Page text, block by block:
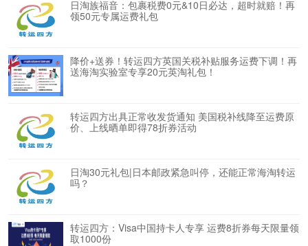
日淘族福音：包裹税费0元&10日必达，超时就赔！再
领50元专属运费礼包
降价+送券！转运四方英国关税补贴服务运费下调！再
送海淘实验室专享20元英淘礼包！
转运四方出具正常收发货通知 美国税补线降至运费原
价、上线晒单即得78折券活动
日淘30元礼包|日本邮政紧急叫停，还能正常海淘转运
吗？
转运四方：Visa中国持卡人专享 运费8折券每天限量领
取1000份